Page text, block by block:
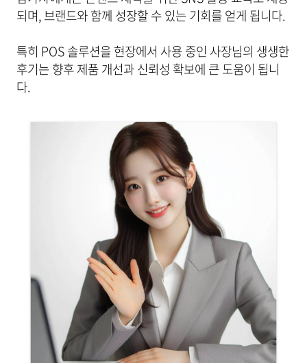
되며, 브랜드와 함께 성장할 수 있는 기회를 얻게 됩니다.
특히 POS 솔루션을 현장에서 사용 중인 사장님의 생생한
후기는 향후 제품 개선과 신뢰성 확보에 큰 도움이 됩니
다.